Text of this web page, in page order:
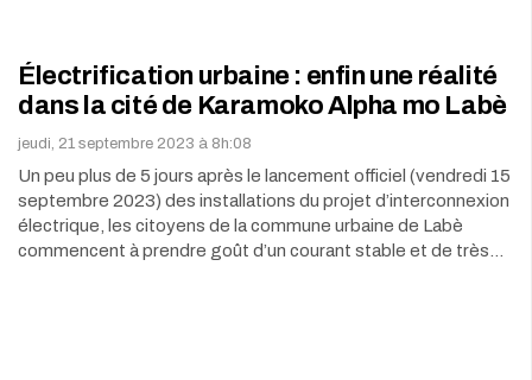
Électrification urbaine : enfin une réalité
dans la cité de Karamoko Alpha mo Labè
jeudi, 21 septembre 2023 à 8h:08
Un peu plus de 5 jours après le lancement officiel (vendredi 15
septembre 2023) des installations du projet d’interconnexion
électrique, les citoyens de la commune urbaine de Labè
commencent à prendre goût d’un courant stable et de très…